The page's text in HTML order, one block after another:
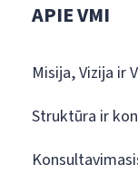
APIE VMI
Misija, Vizija ir
Struktūra ir